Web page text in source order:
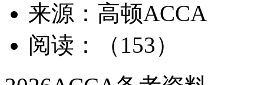
来源：高顿ACCA
阅读：（153）